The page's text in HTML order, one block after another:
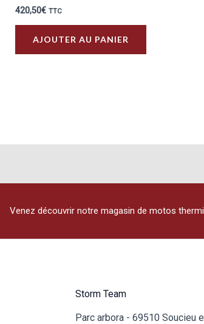
420,50€ TTC
AJOUTER AU PANIER
Venez découvrir notre magasin de motos
Storm Team
Parc arbora - 69510 Soucieu